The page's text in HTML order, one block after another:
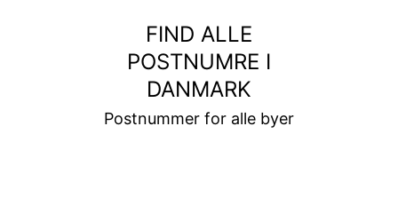
FIND ALLE
POSTNUMRE I
DANMARK
Postnummer for alle byer